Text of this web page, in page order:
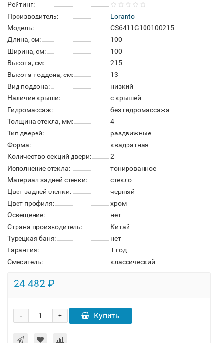
Рейтинг:
Производитель:
Loranto
Модель:
CS6411G100100215
Длина, см:
100
Ширина, см:
100
Высота, см:
215
Высота поддона, см:
13
Вид поддона:
низкий
Наличие крыши:
с крышей
Гидромассаж:
без гидромассажа
Толщина стекла, мм:
4
Тип дверей:
раздвижные
Форма:
квадратная
Количество секций двери:
2
Исполнение стекла:
тонированное
Материал задней стенки:
стекло
Цвет задней стенки:
черный
Цвет профиля:
хром
Освещение:
нет
Страна производитель:
Китай
Турецкая баня:
нет
Гарантия:
1 год
Смеситель:
классический
24 482 ₽
+
- Купить